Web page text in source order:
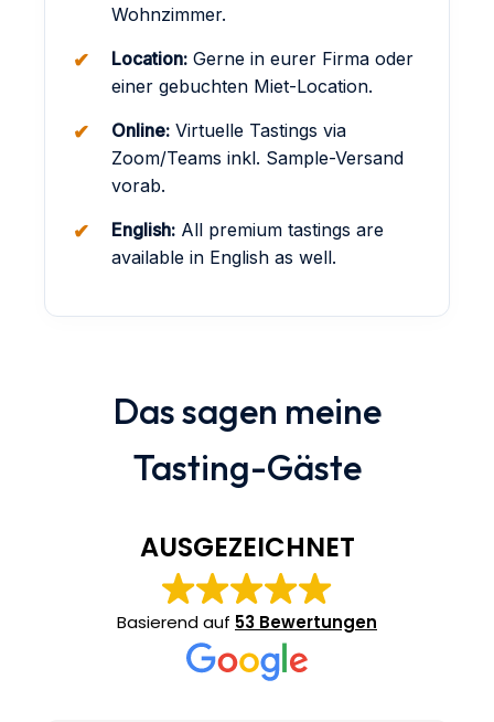
Wohnzimmer.
Location: Gerne in eurer Firma oder
einer gebuchten Miet-Location.
Online: Virtuelle Tastings via
Zoom/Teams inkl. Sample-Versand
vorab.
English: All premium tastings are
available in English as well.
Das sagen meine
Tasting-Gäste
AUSGEZEICHNET
Basierend auf 53 Bewertungen